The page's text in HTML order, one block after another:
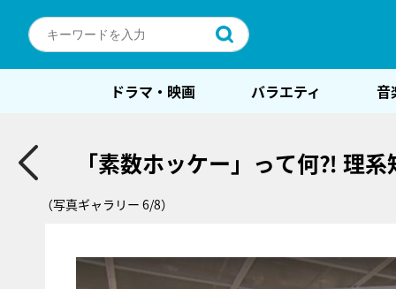
ドラマ・映画 バラエティ 音
「素数ホッケー」って何⁈ 理
（写真ギャラリー 6/8）